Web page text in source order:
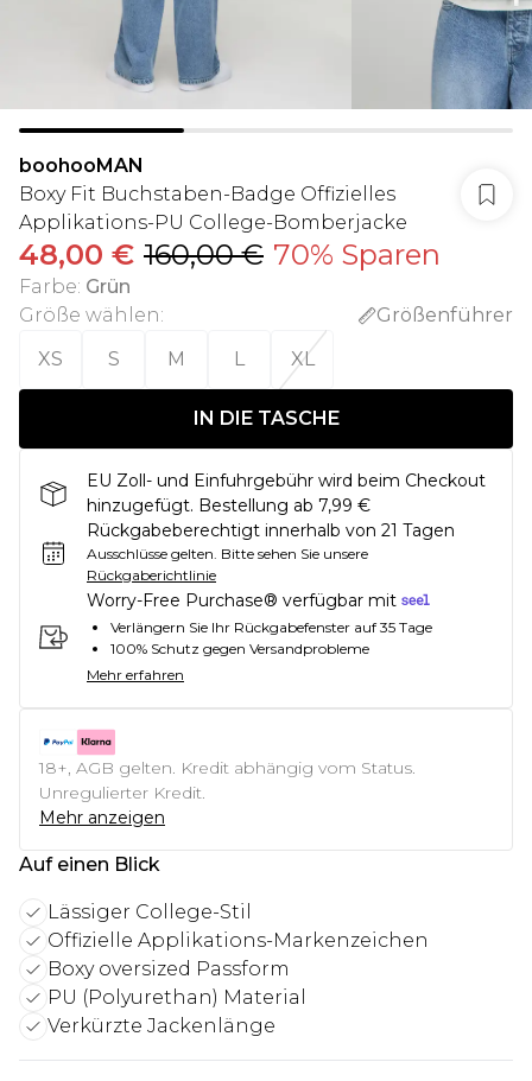
boohooMAN
Boxy Fit Buchstaben-Badge Offizielles
Applikations-PU College-Bomberjacke
48,00 € 160,00 € 70% Sparen
Farbe: Grün
Größe wählen:
Größenführer
XS
S M L XL
IN DIE TASCHE
EU Zoll- und Einfuhrgebühr wird beim Checkout
hinzugefügt. Bestellung ab 7,99 €
Rückgabeberechtigt innerhalb von 21 Tagen
Ausschlüsse gelten. Bitte sehen Sie unsere
Rückgaberichtlinie
Worry-Free Purchase® verfügbar mit
Verlängern Sie Ihr Rückgabefenster auf 35 Tage
100% Schutz gegen Versandprobleme
Mehr erfahren
18+, AGB gelten. Kredit abhängig vom Status.
Unregulierter Kredit.
Mehr anzeigen
Auf einen Blick
Lässiger College-Stil
Offizielle Applikations-Markenzeichen
Boxy oversized Passform
PU (Polyurethan) Material
Verkürzte Jackenlänge